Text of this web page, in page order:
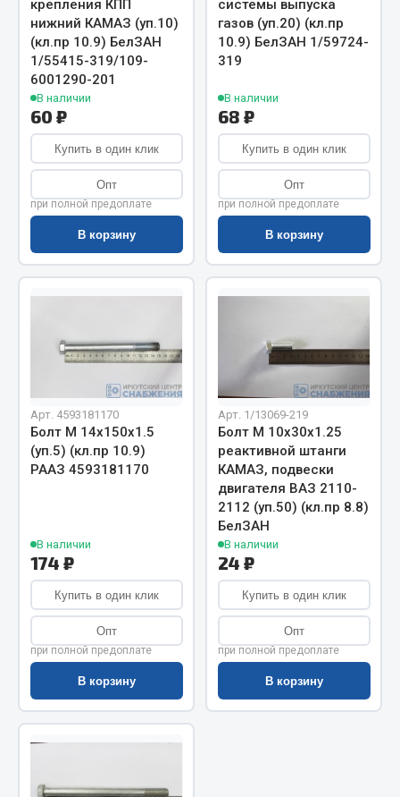
Весь раздел
Цепи подъёмные
Весь раздел
Кольца уплотнительные
Лента конвейерная
Паронит
Прокладки
Рукава высокого давления
Показать ещё
Весь раздел
Автомобильная электрика
Автолампы
Блоки реле и предохранителей
Вилки нагрузочные
Выключатели и переключатели клавишные
Выключатели кнопочные
Изолента
Показать ещё
крепления КПП
нижний КАМАЗ (уп.10)
(кл.пр 10.9) БелЗАН
1/55415-319/109-
6001290-201
В наличии
60 ₽
Купить в один клик
Опт
при полной предоплате
В корзину
системы выпуска
газов (уп.20) (кл.пр
10.9) БелЗАН 1/59724-
319
В наличии
68 ₽
Купить в один клик
Опт
при полной предоплате
В корзину
Арт. 4593181170
Болт М 14х150х1.5
(уп.5) (кл.пр 10.9)
РААЗ 4593181170
В наличии
174 ₽
Купить в один клик
Опт
при полной предоплате
В корзину
Арт. 1/13069-219
Болт М 10х30х1.25
реактивной штанги
КАМАЗ, подвески
двигателя ВАЗ 2110-
2112 (уп.50) (кл.пр 8.8)
БелЗАН
В наличии
24 ₽
Купить в один клик
Опт
при полной предоплате
В корзину